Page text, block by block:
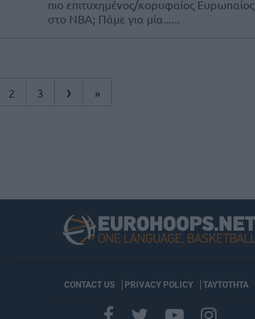
πιο επιτυχημένος/κορυφαίος Ευρωπαίος
στο ΝΒΑ; Πάμε για μία......
2 3 › »
CONTACT US PRIVACY POLICY ΤΑΥΤΟΤΗΤΑ